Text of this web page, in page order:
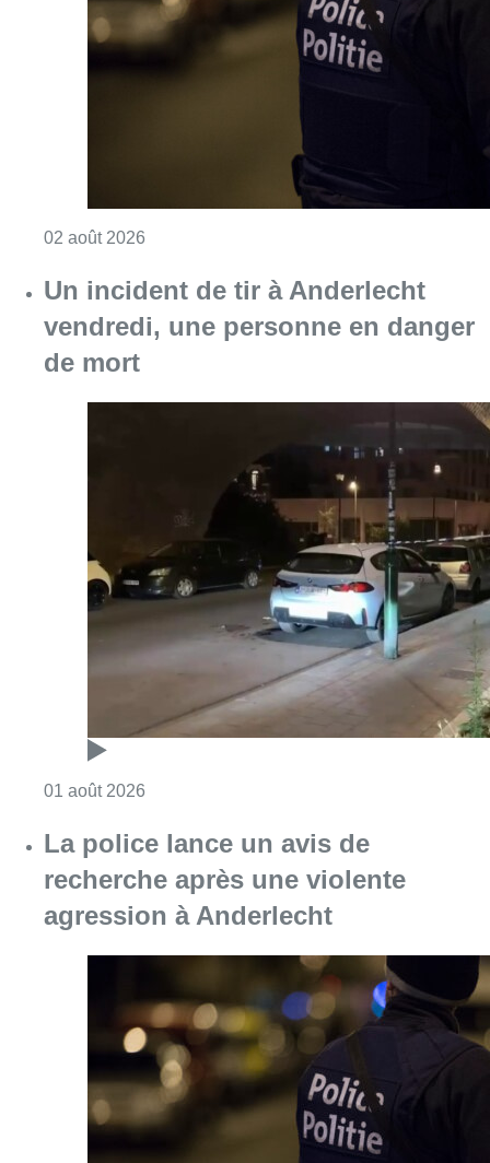
02 août 2026
Un incident de tir à Anderlecht
vendredi, une personne en danger
de mort
01 août 2026
La police lance un avis de
recherche après une violente
agression à Anderlecht